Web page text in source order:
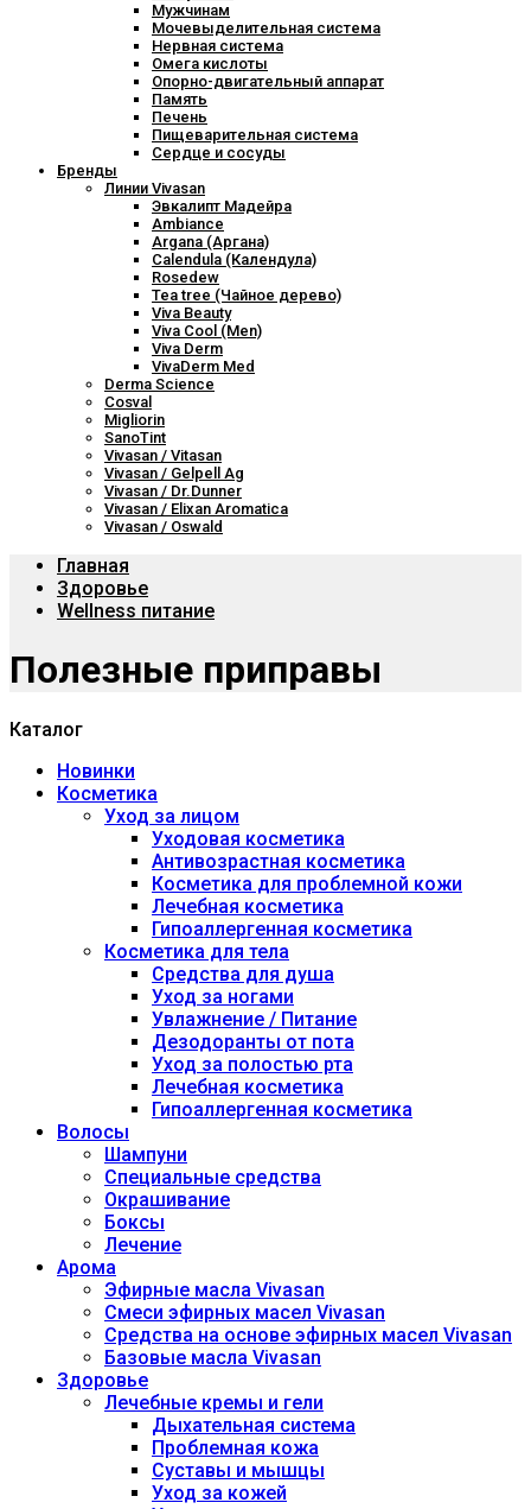
Мужчинам
Мочевыделительная система
Нервная система
Омега кислоты
Опорно-двигательный аппарат
Память
Печень
Пищеварительная система
Сердце и сосуды
Бренды
Линии Vivasan
Эвкалипт Мадейра
Ambiance
Argana (Аргана)
Calendula (Календула)
Rosedew
Tea tree (Чайное дерево)
Viva Beauty
Viva Cool (Men)
Viva Derm
VivaDerm Med
Derma Science
Cosval
Migliorin
SanoTint
Vivasan / Vitasan
Vivasan / Gelpell Ag
Vivasan / Dr.Dunner
Vivasan / Elixan Aromatica
Vivasan / Oswald
Главная
Здоровье
Wellness питание
Полезные приправы
Каталог
Новинки
Косметика
Уход за лицом
Уходовая косметика
Антивозрастная косметика
Косметика для проблемной кожи
Лечебная косметика
Гипоаллергенная косметика
Косметика для тела
Средства для душа
Уход за ногами
Увлажнение / Питание
Дезодоранты от пота
Уход за полостью рта
Лечебная косметика
Гипоаллергенная косметика
Волосы
Шампуни
Специальные средства
Окрашивание
Боксы
Лечение
Арома
Эфирные масла Vivasan
Смеси эфирных масел Vivasan
Средства на основе эфирных масел Vivasan
Базовые масла Vivasan
Здоровье
Лечебные кремы и гели
Дыхательная система
Проблемная кожа
Суставы и мышцы
Уход за кожей